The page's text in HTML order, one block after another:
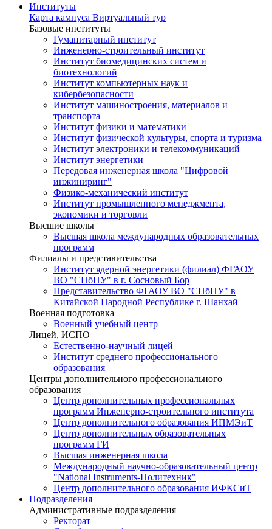
Институты
Карта кампуса Виртуальный тур
Базовые институты
Гуманитарный институт
Инженерно-строительный институт
Институт биомедицинских систем и
биотехнологий
Институт компьютерных наук и
кибербезопасности
Институт машиностроения, материалов и
транспорта
Институт физики и математики
Институт физической культуры, спорта и туризма
Институт электроники и телекоммуникаций
Институт энергетики
Передовая инженерная школа "Цифровой
инжиниринг"
Физико-механический институт
Институт промышленного менеджмента,
экономики и торговли
Высшие школы
Высшая школа международных образовательных
программ
Филиалы и представительства
Институт ядерной энергетики (филиал) ФГАОУ
ВО "СПбПУ" в г. Сосновый Бор
Представительство ФГАОУ ВО "СПбПУ" в
Китайской Народной Республике г. Шанхай
Военная подготовка
Военный учебный центр
Лицей, ИСПО
Естественно-научный лицей
Институт среднего профессионального
образования
Центры дополнительного профессионального
образования
Центр дополнительных профессиональных
программ Инженерно-строительного института
Центр дополнительного образования ИПМЭиТ
Центр дополнительных образовательных
программ ГИ
Высшая инженерная школа
Международный научно-образовательный центр
"National Instruments-Политехник"
Центр дополнительного образования ИФКСиТ
Подразделения
Административные подразделения
Ректорат